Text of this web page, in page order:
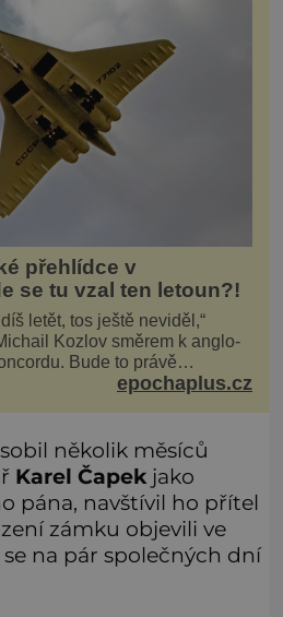
přehlídce v
se tu vzal ten letoun?!
letět, tos ještě neviděl,“
Kozlov směrem k anglo-
Bude to právě
stát za smrtí celé 6členné
epochaplus.cz
několik měsíců
Karel Čapekjako
pána, navštívil ho přítel
zámku objevili ve
na pár společných dní